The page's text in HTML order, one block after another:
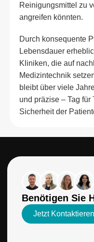
Reinigungsmittel zu
angreifen könnten.
Durch konsequente
Lebensdauer
Kliniken, die auf
Medizintechnik
bleibt über viele
und präzise – Tag für
Sicherheit der
Benötigen Sie
Jetzt Kontaktieren